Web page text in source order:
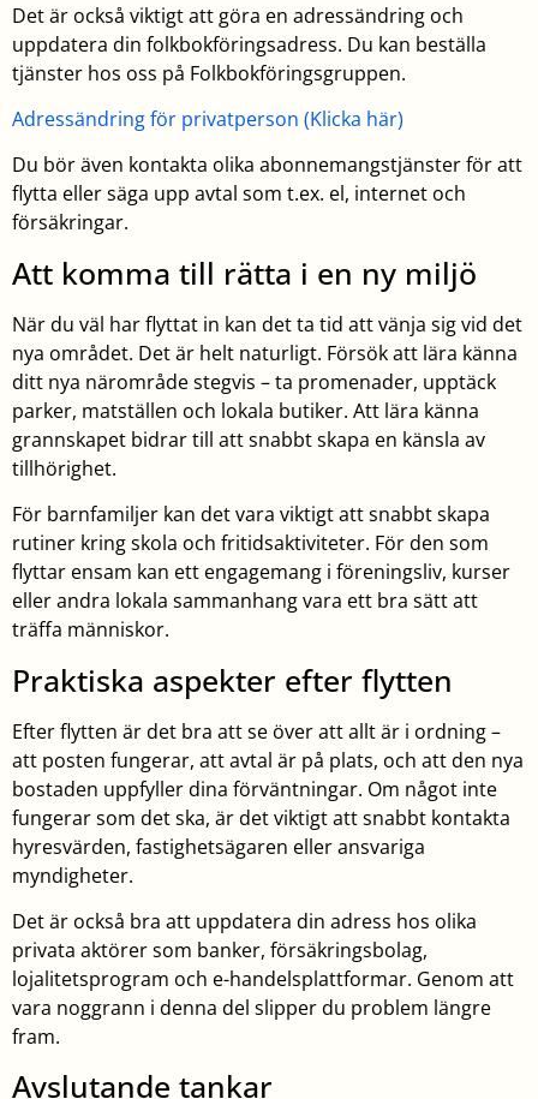
Det är också viktigt att göra en adressändring och
uppdatera din folkbokföringsadress. Du kan beställa
tjänster hos oss på Folkbokföringsgruppen.
Adressändring för privatperson (Klicka här)
Du bör även kontakta olika abonnemangstjänster för att
flytta eller säga upp avtal som t.ex. el, internet och
försäkringar.
Att komma till rätta i en ny miljö
När du väl har flyttat in kan det ta tid att vänja sig vid det
nya området. Det är helt naturligt. Försök att lära känna
ditt nya närområde stegvis – ta promenader, upptäck
parker, matställen och lokala butiker. Att lära känna
grannskapet bidrar till att snabbt skapa en känsla av
tillhörighet.
För barnfamiljer kan det vara viktigt att snabbt skapa
rutiner kring skola och fritidsaktiviteter. För den som
flyttar ensam kan ett engagemang i föreningsliv, kurser
eller andra lokala sammanhang vara ett bra sätt att
träffa människor.
Praktiska aspekter efter flytten
Efter flytten är det bra att se över att allt är i ordning –
att posten fungerar, att avtal är på plats, och att den nya
bostaden uppfyller dina förväntningar. Om något inte
fungerar som det ska, är det viktigt att snabbt kontakta
hyresvärden, fastighetsägaren eller ansvariga
myndigheter.
Det är också bra att uppdatera din adress hos olika
privata aktörer som banker, försäkringsbolag,
lojalitetsprogram och e-handelsplattformar. Genom att
vara noggrann i denna del slipper du problem längre
fram.
Avslutande tankar